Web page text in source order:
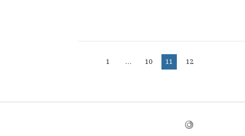
Pagination
Page
1 … Page
10 Page
11 Page
12